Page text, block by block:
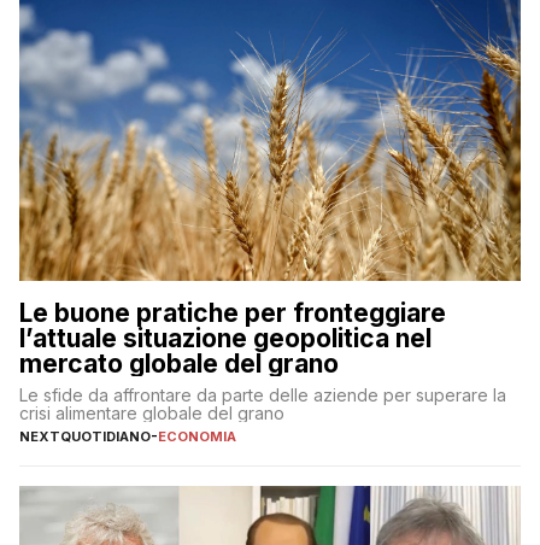
Le buone pratiche per fronteggiare
l’attuale situazione geopolitica nel
mercato globale del grano
Le sfide da affrontare da parte delle aziende per superare la
crisi alimentare globale del grano
NEXTQUOTIDIANO-ECONOMIA